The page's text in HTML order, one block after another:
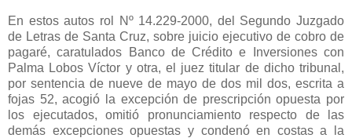
En estos autos rol Nº 14.229-2000, del Segundo Juzgado
de Letras de Santa Cruz, sobre juicio ejecutivo de cobro de
pagaré, caratulados Banco de Crédito e Inversiones con
Palma Lobos Víctor y otra, el juez titular de dicho tribunal,
por sentencia de nueve de mayo de dos mil dos, escrita a
fojas 52, acogió la excepción de prescripción opuesta por
los ejecutados, omitió pronunciamiento respecto de las
demás excepciones opuestas y condenó en costas a la